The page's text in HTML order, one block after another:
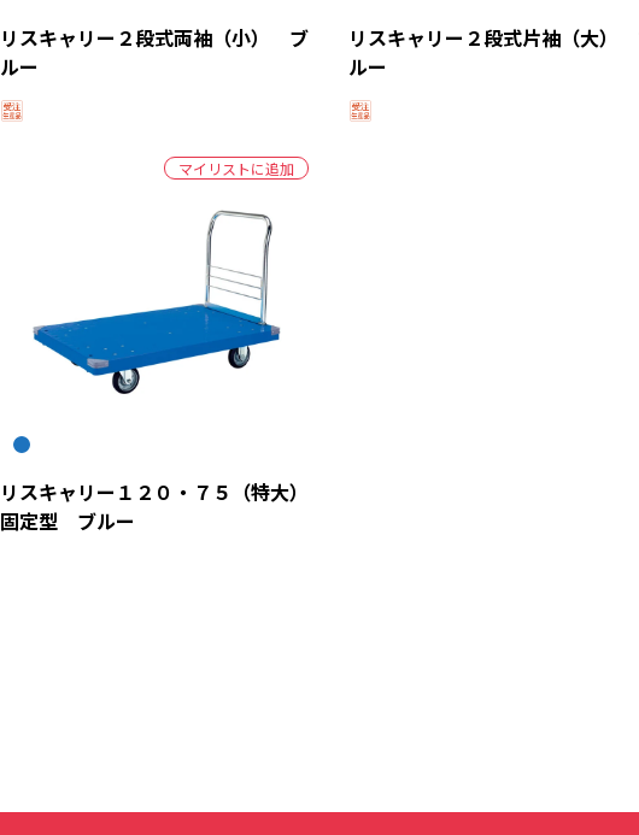
リスキャリー２段式両袖（小） ブ
ルー
リスキャリー２段式片袖（大）
ルー
マイリストに追加
リスキャリー１２０・７５（特大）
固定型 ブルー